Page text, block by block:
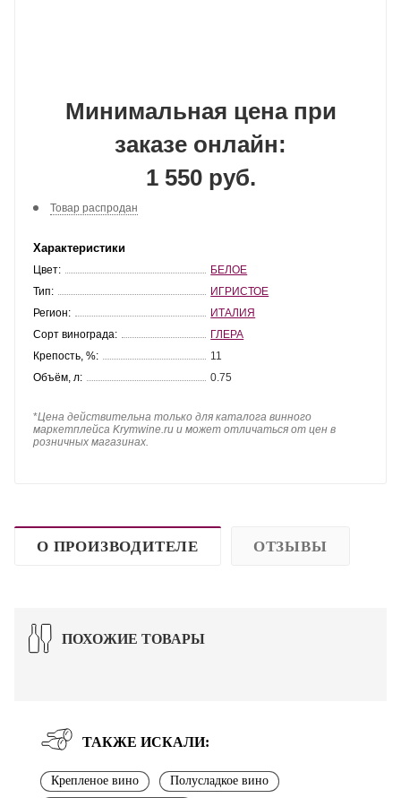
Минимальная цена при
заказе онлайн:
1 550 руб.
Товар распродан
Характеристики
Цвет:
БЕЛОЕ
Тип:
ИГРИСТОЕ
Регион:
ИТАЛИЯ
Сорт винограда:
ГЛЕРА
Крепость, %:
11
Объём, л:
0.75
*Цена действительна только для каталога винного
маркетплейса Krymwine.ru и может отличаться от цен в
розничных магазинах.
О ПРОИЗВОДИТЕЛЕ ОТЗЫВЫ
ПОХОЖИЕ ТОВАРЫ
ТАКЖЕ ИСКАЛИ:
Крепленое вино
Полусладкое вино